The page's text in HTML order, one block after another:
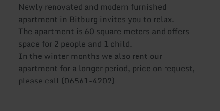
Newly renovated and modern furnished
apartment in Bitburg invites you to relax.
The apartment is 60 square meters and offers
space for 2 people and 1 child.
In the winter months we also rent our
apartment for a longer period, price on request,
please call (06561-4202)